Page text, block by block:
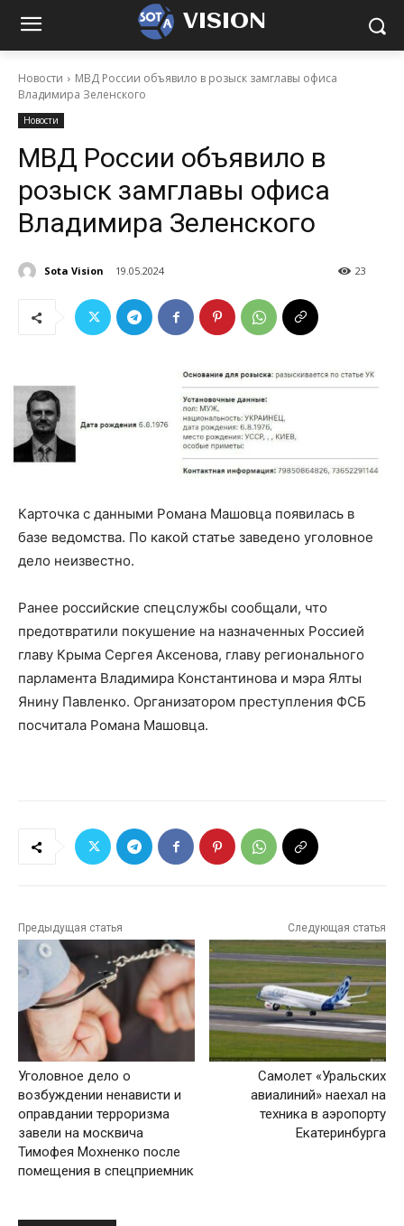
VISION
Новости
МВД России объявило в розыск замглавы офиса
Владимира Зеленского
Новости
МВД России объявило в
розыск замглавы офиса
Владимира Зеленского
Sota Vision 19.05.2024 23
Карточка с данными Романа Машовца появилась в
базе ведомства. По какой статье заведено уголовное
дело неизвестно.
Ранее российские спецслужбы сообщали, что
предотвратили покушение на назначенных Россией
главу Крыма Сергея Аксенова, главу регионального
парламента Владимира Константинова и мэра Ялты
Янину Павленко. Организатором преступления ФСБ
посчитала Романа Машовца.
Предыдущая статья
Уголовное дело о
возбуждении ненависти и
оправдании терроризма
завели на москвича
Тимофея Мохненко после
помещения в спецприемник
Следующая статья
Самолет «Уральских
авиалиний» наехал на
техника в аэропорту
Екатеринбурга